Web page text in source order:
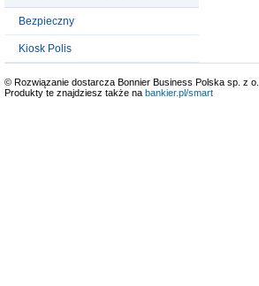
Bezpieczny
Kiosk Polis
© Rozwiązanie dostarcza Bonnier Business Polska sp. z
Produkty te znajdziesz także na bankier.pl/smart